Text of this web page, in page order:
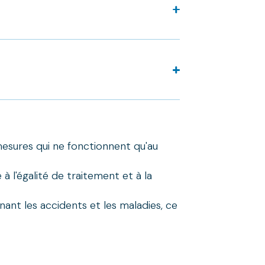
et adaptent leurs processus de
». Elles peuvent également
qui ne fonctionnent qu'au
l'égalité de traitement et à la
les accidents et les maladies, ce